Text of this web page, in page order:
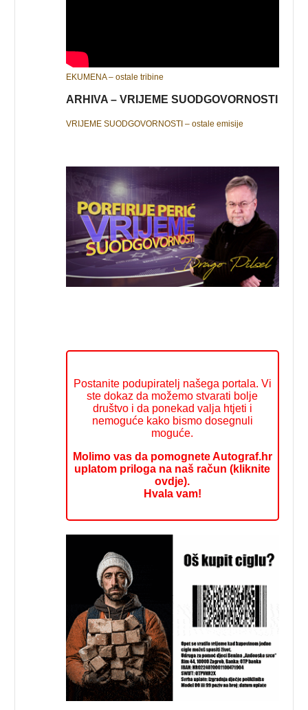
EKUMENA – ostale tribine
ARHIVA – VRIJEME SUODGOVORNOSTI
VRIJEME SUODGOVORNOSTI – ostale emisije
Postanite podupiratelj našega portala. Vi
ste dokaz da možemo stvarati bolje
društvo i da ponekad valja htjeti i
nemoguće kako bismo dosegnuli
moguće.
Molimo vas da pomognete Autograf.hr
uplatom priloga na naš račun (kliknite
ovdje).
Hvala vam!